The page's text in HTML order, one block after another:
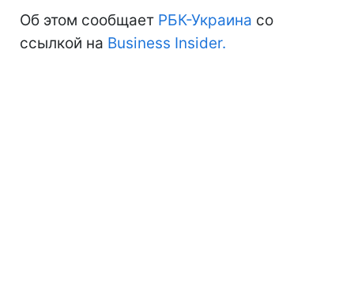
Об этом сообщает РБК-Украина со
ссылкой на Business Insider.